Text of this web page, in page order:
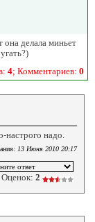
она делала миньет
4; Комментариев: 0
настрого надо.
13 Июня 2010 20:17
Оценок: 2